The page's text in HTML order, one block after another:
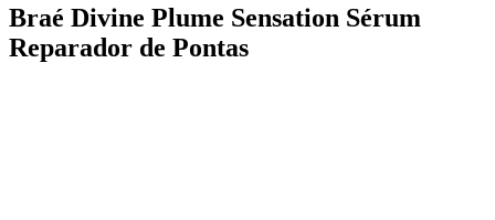
Braé Divine Plume Sensation Sérum
Reparador de Pontas